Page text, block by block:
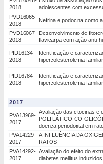
2018
adolescentes com
PVD16065-
2018
Nefrina e podocina como
PVD16067-
2018
Desenvolvimento de
flavicarpa com ação anti-
PID16134-
2018
Identificação e
hipercolesterolemia familiar
PID16784-
2018
Identificação e
hipercolesterolemia familiar
2017
PVA13969-
2017
Avaliação das citocinas e
POLI LÁTICO-CO-
doença periodontal em
PVA14229-
2017
A INFLUÊNCIA DA
RATOS
PVA14292-
2017
Avaliação do efeito do
diabetes mellitus